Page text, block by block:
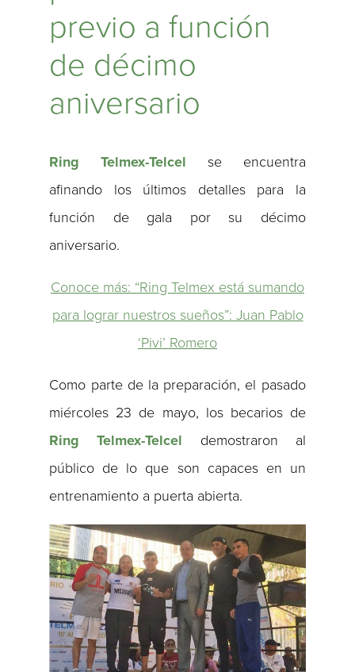
previo a función
de décimo
aniversario
Ring Telmex-Telcel se encuentra
afinando los últimos detalles para la
función de gala por su décimo
aniversario.
Conoce más: “Ring Telmex está sumando
para lograr nuestros sueños”: Juan Pablo
‘Pivi’ Romero
Como parte de la preparación, el pasado
miércoles 23 de mayo, los becarios de
Ring Telmex-Telcel demostraron al
público de lo que son capaces en un
entrenamiento a puerta abierta.